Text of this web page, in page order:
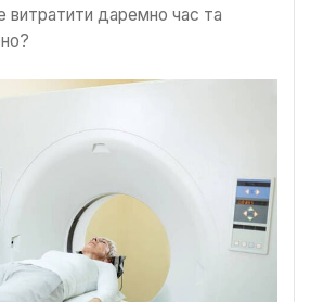
витратити даремно час та